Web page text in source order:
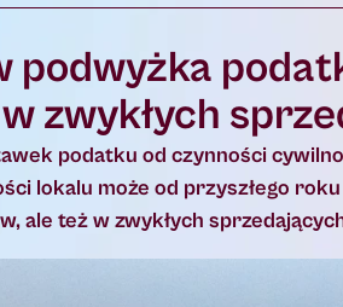
zwykłych
podatku od czynności
lokalu może od przyszłego
ale też w zwykłych